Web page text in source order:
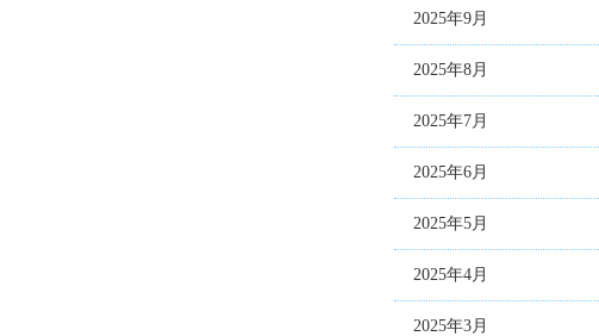
2025年9月
2025年8月
2025年7月
2025年6月
2025年5月
2025年4月
2025年3月